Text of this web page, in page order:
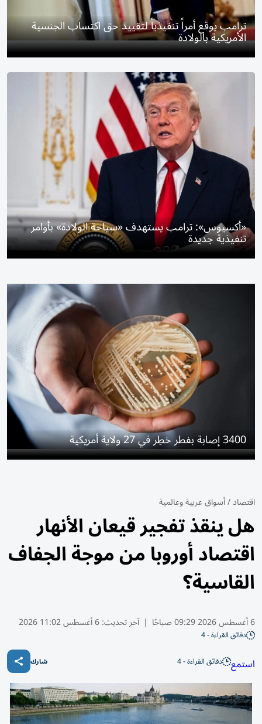
ترامب يوقع أمراً تنفيذياً لتقييد حق اكتساب الجنسية
الأمريكية بالولادة
«أكسيوس»: ترامب يستهدف «سياحة الولادة» بأوامر
تنفيذية جديدة
3400 إصابة بفطر خطِر في 27 ولاية أمريكية
اقتصاد/أسواق عربية وعالمية
هل ينقذ تفجير قيعان الأنهار
اقتصاد أوروبا من موجة الجفاف
القاسية؟
6 أغسطس 2026 09:29 صباحًا | آخر تحديث:6 أغسطس 11:02 2026
دقائق القراءة - 4
استمع دقائق القراءة - 4 شارك